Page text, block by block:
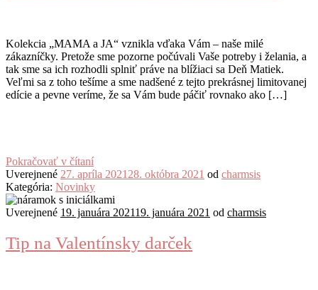
Kolekcia „MAMA a JA“ vznikla vďaka Vám – naše milé
zákazníčky. Pretože sme pozorne počúvali Vaše potreby i želania, a
tak sme sa ich rozhodli splniť práve na blížiaci sa Deň Matiek.
Veľmi sa z toho tešíme a sme nadšené z tejto prekrásnej limitovanej
edície a pevne veríme, že sa Vám bude páčiť rovnako ako […]
Pokračovať v čítaní
Uverejnené 27. apríla 2021 28. októbra 2021 od charmsis
Kategória: Novinky
Uverejnené 19. januára 202119. januára 2021 od charmsis
Tip na Valentínsky darček